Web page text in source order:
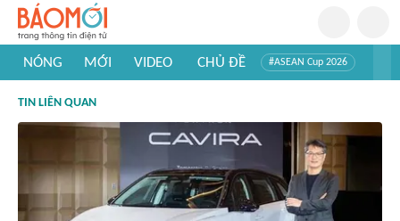
NÓNG MỚI VIDEO CHỦ ĐỀ #ASEAN Cup 2026
#Khám phá thế giới
TIN LIÊN QUAN